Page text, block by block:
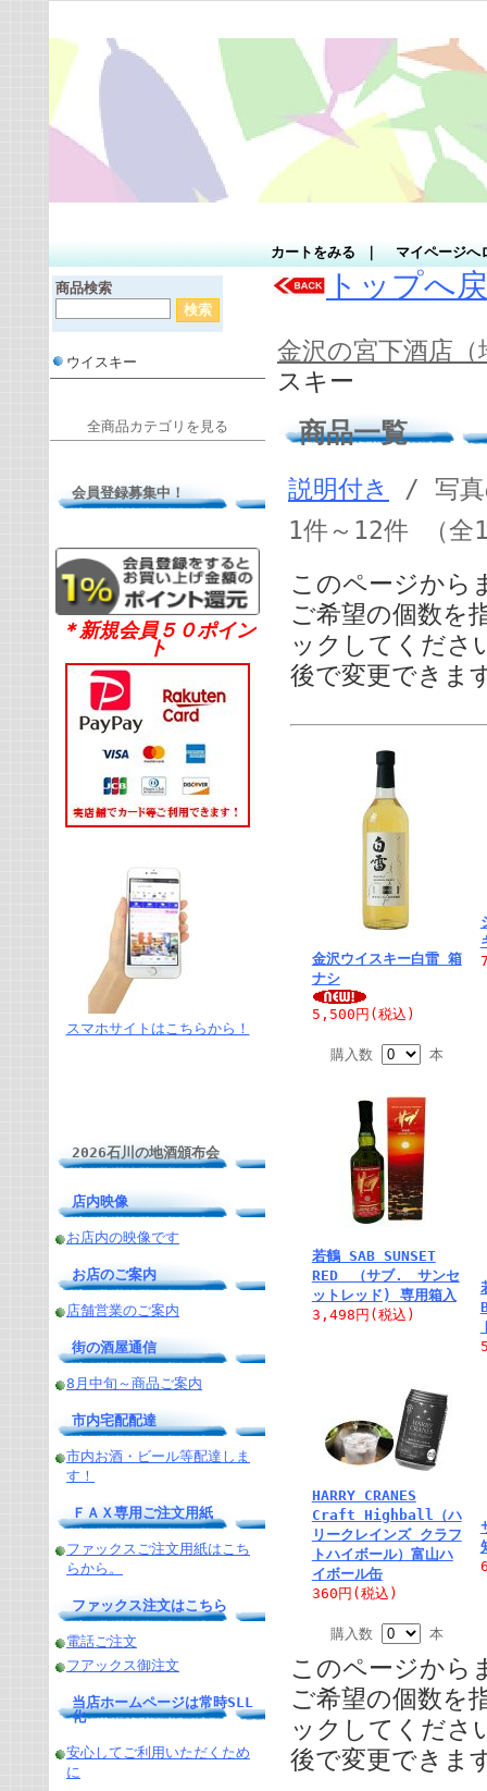
カートをみる マイページへ
商品検索
ウイスキー
全商品カテゴリを見る
会員登録募集中！
＊新規会員５０ポイン
ト
スマホサイトはこちらから！
2026石川の地酒頒布会
店内映像
お店内の映像です
お店のご案内
店舗営業のご案内
街の酒屋通信
8月中旬～商品ご案内
市内宅配配達
市内お酒・ビール等配達しま
す！
ＦＡＸ専用ご注文用紙
ファックスご注文用紙はこち
らから。
ファックス注文はこちら
電話ご注文
フアックス御注文
当店ホームページは常時SLL
化
安心してご利用いただくため
に
トップへ
金沢の宮下酒店
スキー
商品一覧
説明付き
/ 写真
1件～12件 （全
このページから
ご希望の個数を
ックしてくださ
後で変更できま
金沢ウイスキー白雷 箱
ナシ
5,500円 (税込)
購入数 本
若鶴 SAB SUNSET
RED （サブ. サンセ
ットレッド) 専用箱入
3,498円 (税込)
HARRY CRANES
Craft Highball（ハ
リークレインズ クラフ
トハイボール）富山ハ
イボール缶
360円 (税込)
購入数 本
このページから
ご希望の個数を
ックしてくださ
後で変更できま